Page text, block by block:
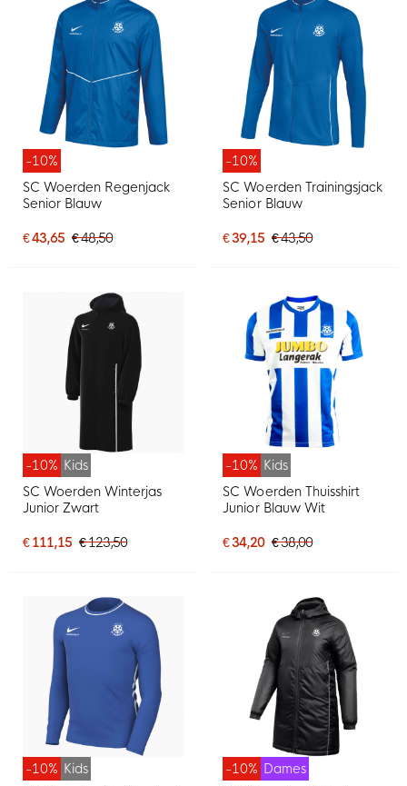
-10%
SC Woerden Regenjack
Senior Blauw
€ 43,65 € 48,50
-10%
SC Woerden Trainingsjack
Senior Blauw
€ 39,15 € 43,50
-10% Kids
SC Woerden Winterjas
Junior Zwart
€ 111,15 € 123,50
-10% Kids
SC Woerden Thuisshirt
Junior Blauw Wit
€ 34,20 € 38,00
-10% Kids
-10% Dames